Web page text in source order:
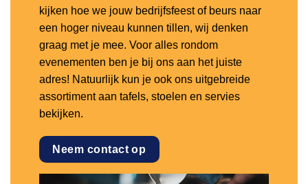
kijken hoe we jouw bedrijfsfeest of beurs naar
een hoger niveau kunnen tillen, wij denken
graag met je mee. Voor alles rondom
evenementen ben je bij ons aan het juiste
adres! Natuurlijk kun je ook ons uitgebreide
assortiment aan tafels, stoelen en servies
bekijken.
Neem contact op